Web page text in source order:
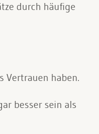
durch häufige
Vertrauen haben.
besser sein als